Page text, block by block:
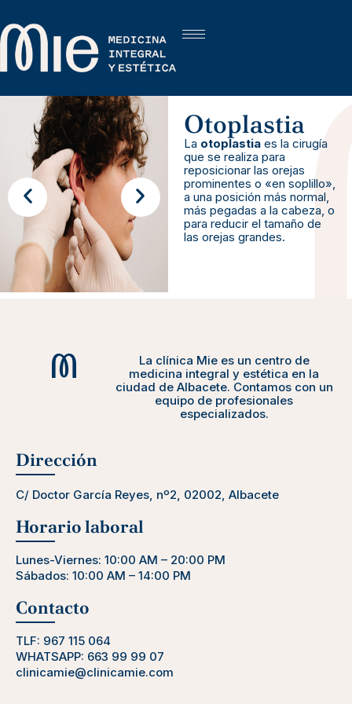
Otoplastia
La otoplastiaes la cirugía
que se realiza para
reposicionar las orejas
prominentes o «en soplillo»,
a una posición más normal,
más pegadas a la cabeza, o
para reducir el tamaño de
las orejas grandes.
La clínica Mie es un centro de
medicina integral y estética en la
ciudad de Albacete. Contamos con un
equipo de profesionales
especializados.
Dirección
C/ Doctor García Reyes, nº2, 02002, Albacete
Horario laboral
Lunes-Viernes: 10:00 AM – 20:00 PM
Sábados: 10:00 AM – 14:00 PM
Contacto
TLF: 967 115 064
WHATSAPP: 663 99 99 07
clinicamie@clinicamie.com